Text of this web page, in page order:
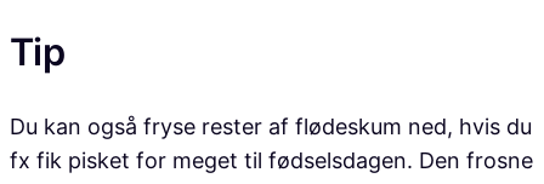
Tip
Du kan også fryse rester af flødeskum ned, hvis du
fx fik pisket for meget til fødselsdagen. Den frosne